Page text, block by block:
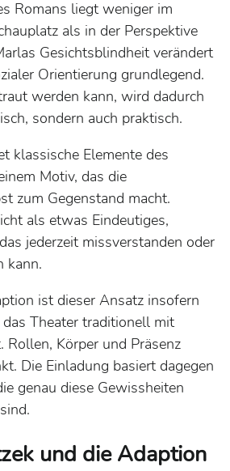
Romans liegt weniger im
als in der Perspektive
Gesichtsblindheit verändert
Orientierung grundlegend.
werden kann, wird dadurch
sondern auch praktisch.
klassische Elemente des
Motiv, das die
zum Gegenstand macht.
als etwas Eindeutiges,
jederzeit missverstanden oder
kann.
ist dieser Ansatz insofern
Theater traditionell mit
Rollen, Körper und Präsenz
Die Einladung basiert dagegen
genau diese Gewissheiten
und die Adaption